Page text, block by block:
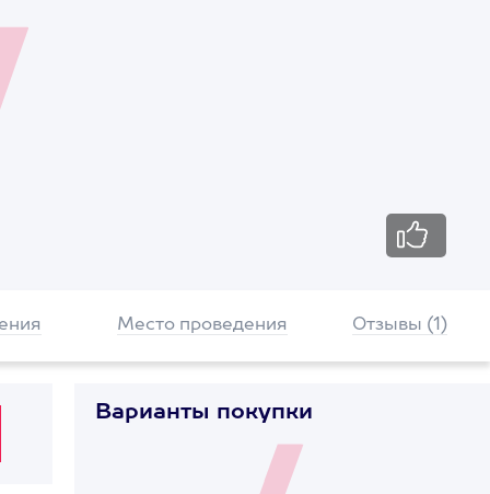
Место проведения Отзывы (1)
Варианты покупки